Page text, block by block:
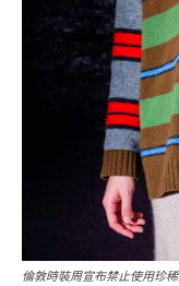
倫敦時裝周宣布禁止使用珍